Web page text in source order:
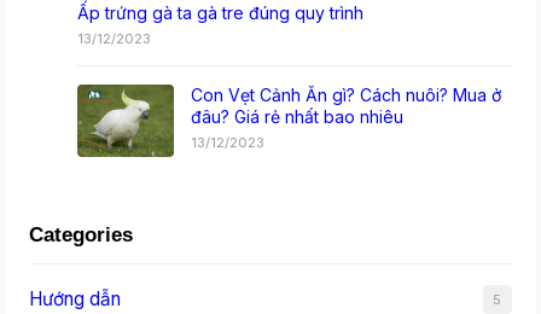
Ấp trứng gà ta gà tre đúng quy trình
13/12/2023
Con Vẹt Cảnh Ăn gì? Cách nuôi? Mua ở
đâu? Giá rẻ nhất bao nhiêu
13/12/2023
Categories
Hướng dẫn 5